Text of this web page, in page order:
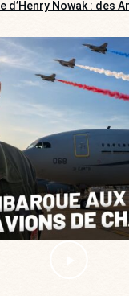
d’Henry Nowak : des